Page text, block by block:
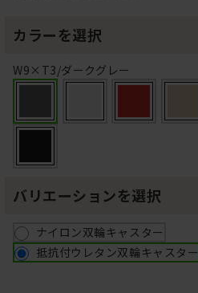
カラーを選択
W9×T3/ダークグレー
バリエーションを選択
ナイロン双輪キャスター
抵抗付ウレタン双輪キャスター